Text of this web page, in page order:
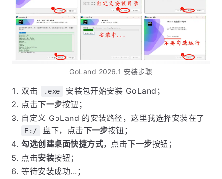
GoLand 2026.1 安装步骤
双击 .exe
安装包开始安装 GoLand；
点击下一步按钮；
自定义 GoLand 的安装路径，这里我选择安装在了
E:/ 盘下，点击下一步按钮；
勾选创建桌面快捷方式，点击下一步按钮；
点击安装按钮；
等待安装成功...；